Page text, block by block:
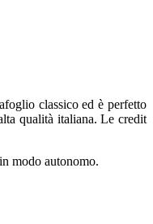
classico ed è perfetto
qualità italiana. Le credit
modo autonomo.